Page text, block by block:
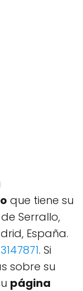
que tiene su
Serrallo,
España.
. Si
sobre su
página